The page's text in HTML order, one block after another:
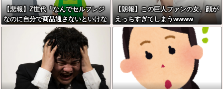
【悲報】Z世代「なんでセルフレジ
なのに自分で商品通さないといけな
いんだ」
【朗報】この巨人ファンの女、顔が
えっちすぎてしまうwwww